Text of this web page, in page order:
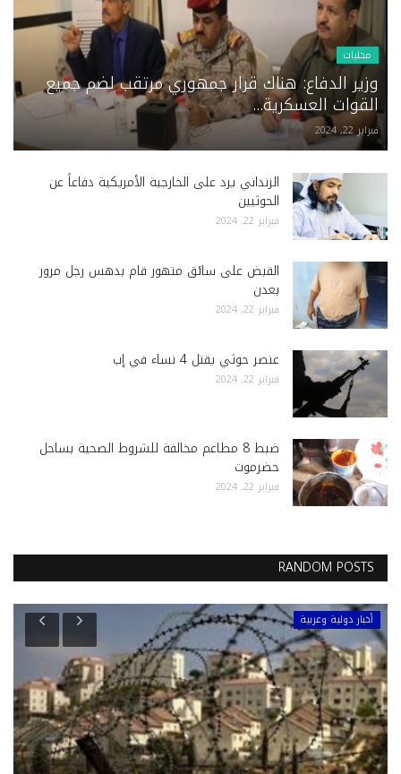
محليات
وزير الدفاع: هناك قرار جمهوري مرتقب لضم جميع
القوات العسكرية...
فبراير 22, 2024
الزنداني يرد على الخارجية الأمريكية دفاعاً عن
الحوثيين
فبراير 22, 2024
القبض على سائق متهور قام بدهس رجل مرور
بعدن
فبراير 22, 2024
عنصر حوثي يقتل 4 نساء في إب
فبراير 22, 2024
ضبط 8 مطاعم مخالفة للشروط الصحية بساحل
حضرموت
فبراير 22, 2024
RANDOM POSTS
أخبار دولية وعربية